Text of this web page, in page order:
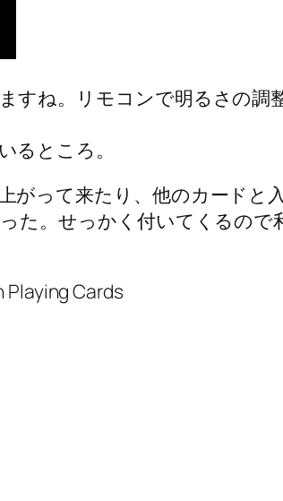
すね。リモコンで明るさの調
るところ。
って来たり、他のカードと
た。せっかく付いてくるので
Cards